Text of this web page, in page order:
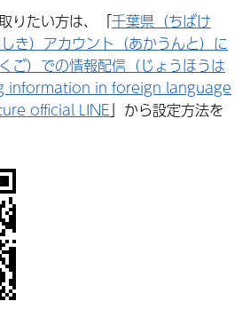
りたい方は、「千葉県（ちばけ
き）アカウント（あかうんと）に
ご）での情報配信（じょうほうは
information in foreign language
official LINE」から設定方法を